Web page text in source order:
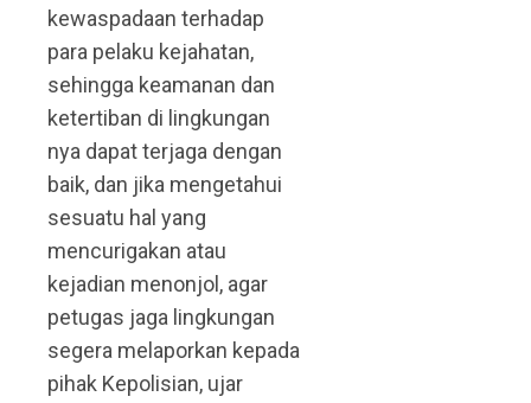
kewaspadaan terhadap
para pelaku kejahatan,
sehingga keamanan dan
ketertiban di lingkungan
nya dapat terjaga dengan
baik, dan jika mengetahui
sesuatu hal yang
mencurigakan atau
kejadian menonjol, agar
petugas jaga lingkungan
segera melaporkan kepada
pihak Kepolisian, ujar